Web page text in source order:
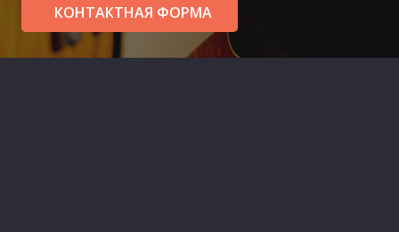
КОНТАКТНАЯ ФОРМА